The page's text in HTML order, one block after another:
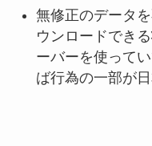
無修正のデータ
ウンロードでき
ーバーを使って
ば行為の一部が